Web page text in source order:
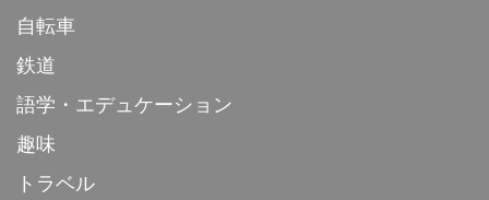
自転車
鉄道
語学・エデュケーション
趣味
トラベル